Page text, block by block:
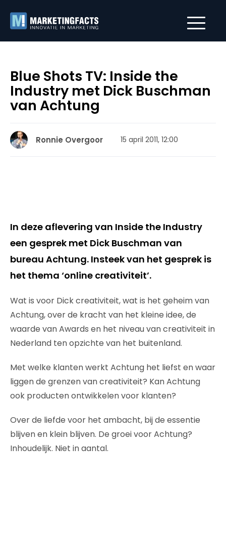
Blue Shots TV: Inside the
Industry met Dick Buschman
van Achtung
Ronnie Overgoor 15 april 2011, 12:00
In deze aflevering van Inside the Industry
een gesprek met Dick Buschman van
bureau Achtung. Insteek van het gesprek is
het thema ‘online creativiteit’.
Wat is voor Dick creativiteit, wat is het geheim van
Achtung, over de kracht van het kleine idee, de
waarde van Awards en het niveau van creativiteit in
Nederland ten opzichte van het buitenland.
Met welke klanten werkt Achtung het liefst en waar
liggen de grenzen van creativiteit? Kan Achtung
ook producten ontwikkelen voor klanten?
Over de liefde voor het ambacht, bij de essentie
blijven en klein blijven. De groei voor Achtung?
Inhoudelijk. Niet in aantal.